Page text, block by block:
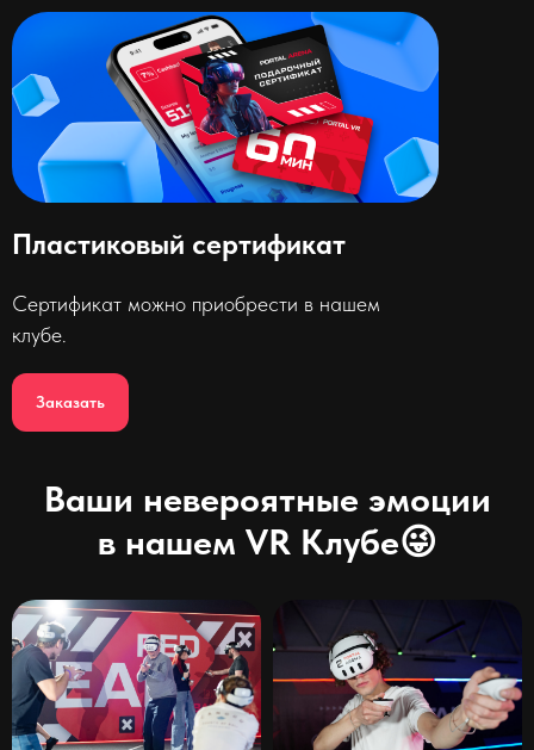
Пластиковый сертификат
Сертификат можно приобрести в нашем
клубе.
Заказать
Ваши невероятные эмоции
в нашем VR Клубе😜